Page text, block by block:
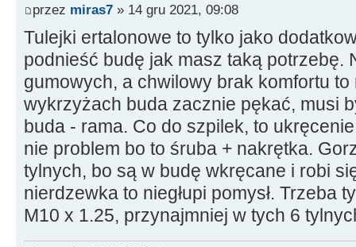
przez miras7 » 14 gru 2021, 09:08
Tulejki ertalonowe to tylko jako
podnieść budę jak masz taką potrzebę.
gumowych, a chwilowy brak komfortu
wykrzyżach buda zacznie pękać, musi
buda - rama. Co do szpilek, to
nie problem bo to śruba + nakrętka.
tylnych, bo są w budę wkręcane i robi
nierdzewka to niegłupi pomysł. Trzeba
M10 x 1.25, przynajmniej w tych 6